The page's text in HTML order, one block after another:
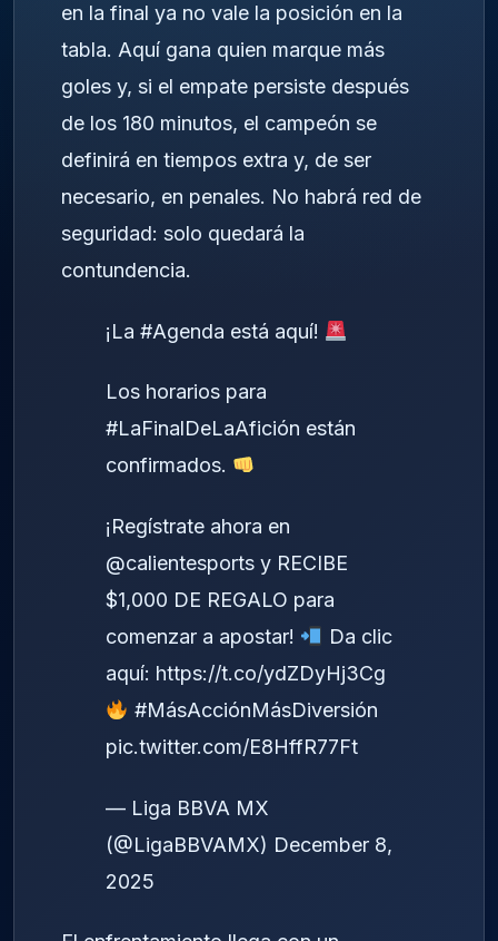
en la final ya no vale la posición en la
tabla. Aquí gana quien marque más
goles y, si el empate persiste después
de los 180 minutos, el campeón se
definirá en tiempos extra y, de ser
necesario, en penales. No habrá red de
seguridad: solo quedará la
contundencia.
¡La #Agenda está aquí!
Los horarios para
#LaFinalDeLaAfición están
confirmados.
¡Regístrate ahora en
@calientesports y RECIBE
$1,000 DE REGALO para
comenzar a apostar!
Da clic
aquí: https://t.co/ydZDyHj3Cg
#MásAcciónMásDiversión
pic.twitter.com/E8HffR77Ft
— Liga BBVA MX
(@LigaBBVAMX) December 8,
2025